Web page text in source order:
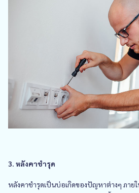
3. หลังคาชำรุด
หลังคาชำรุดเป็นบ่อเกิดของปัญหาต่างๆ ภาย